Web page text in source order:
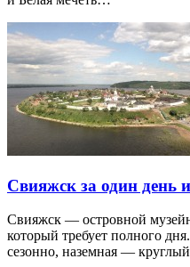
Свияжск за один день
Свияжск — островной
который требует полного
сезонно, наземная —